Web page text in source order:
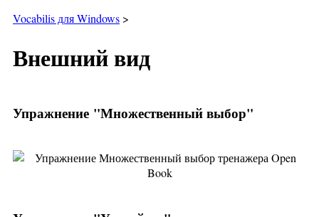
Vocabilis для Windows >
Внешний вид
Упражнение "Множественный выбор"